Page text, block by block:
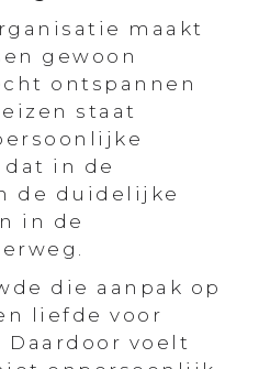
maakt
gewoon
ontspannen
staat
dat in de
de duidelijke
in de
die aanpak op
liefde voor
voelt